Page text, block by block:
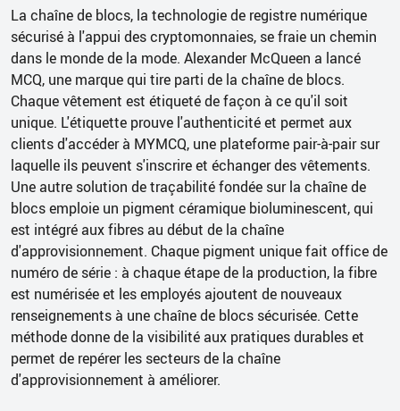
La chaîne de blocs, la technologie de registre numérique
sécurisé à l'appui des cryptomonnaies, se fraie un chemin
dans le monde de la mode. Alexander McQueen a lancé
MCQ, une marque qui tire parti de la chaîne de blocs.
Chaque vêtement est étiqueté de façon à ce qu'il soit
unique. L'étiquette prouve l'authenticité et permet aux
clients d'accéder à MYMCQ, une plateforme pair-à-pair sur
laquelle ils peuvent s'inscrire et échanger des vêtements.
Une autre solution de traçabilité fondée sur la chaîne de
blocs emploie un pigment céramique bioluminescent, qui
est intégré aux fibres au début de la chaîne
d'approvisionnement. Chaque pigment unique fait office de
numéro de série : à chaque étape de la production, la fibre
est numérisée et les employés ajoutent de nouveaux
renseignements à une chaîne de blocs sécurisée. Cette
méthode donne de la visibilité aux pratiques durables et
permet de repérer les secteurs de la chaîne
d'approvisionnement à améliorer.